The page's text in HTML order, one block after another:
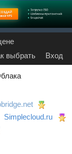
выбрать Вход
Simplecloud.ru